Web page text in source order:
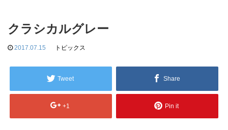
クラシカルグレー
2017.07.15 トピックス
Tweet Share
+1 Pin it